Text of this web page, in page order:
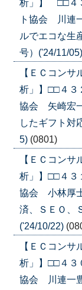
析」】 □□４
ト協会 川連
ルでエコな生
号）('24/11/05)
【ＥＣコン
析」】□□４３
協会 矢崎宏
したギフト対
5) (0801)
【ＥＣコン
析」】□□４３
協会 小林厚
済、ＳＥＯ、
('24/10/22)
【ＥＣコン
析」】□□４３
協会 川連一